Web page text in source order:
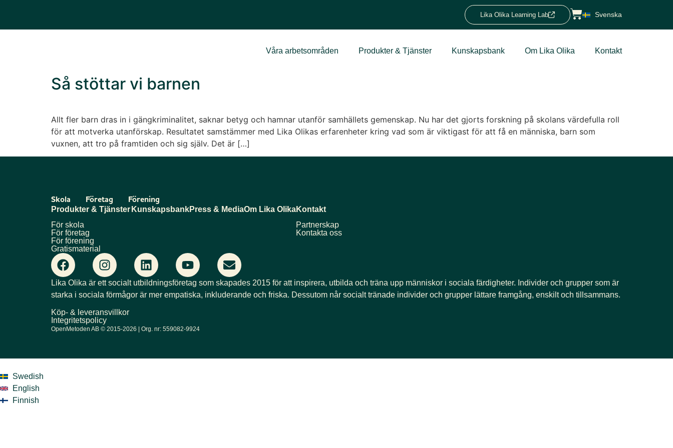
Lika Olika Learning Lab Svenska
Våra arbetsområden Produkter & Tjänster Kunskapsbank Om Lika Olika Kontakt
Så stöttar vi barnen
Allt fler barn dras in i gängkriminalitet, saknar betyg och hamnar utanför samhällets gemenskap. Nu har det gjorts forskning på skolans värdefulla roll
för att motverka utanförskap. Resultatet samstämmer med Lika Olikas erfarenheter kring vad som är viktigast för att få en människa, barn som
vuxnen, att tro på framtiden och sig själv. Det är […]
Skola Företag Förening
Produkter & Tjänster
För skola
För företag
För förening
Gratismaterial
KunskapsbankPress & MediaOm Lika OlikaKontakt
Partnerskap
Kontakta oss
Lika Olika är ett socialt utbildningsföretag som skapades 2015 för att inspirera, utbilda och träna upp människor i sociala färdigheter. Individer och grupper som är
starka i sociala förmågor är mer empatiska, inkluderande och friska. Dessutom når socialt tränade individer och grupper lättare framgång, enskilt och tillsammans.
Köp- & leveransvillkor
Integritetspolicy
OpenMetoden AB © 2015-2026 | Org. nr: 559082-9924
Swedish
English
Finnish